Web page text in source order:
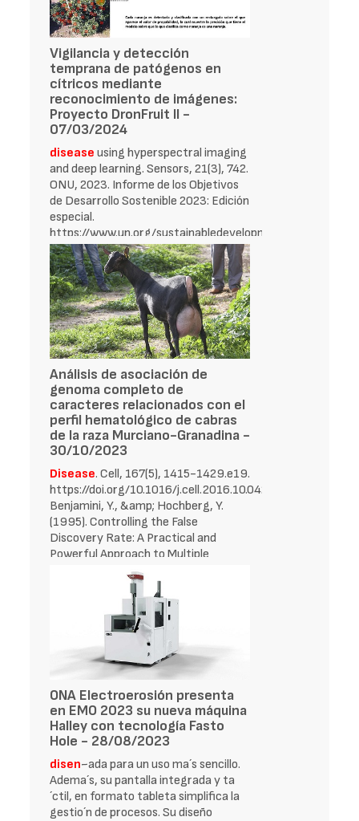
Vigilancia y detección
temprana de patógenos en
cítricos mediante
reconocimiento de imágenes:
Proyecto DronFruit II -
07/03/2024
disease using hyperspectral imaging
and deep learning. Sensors, 21(3), 742.
ONU, 2023. Informe de los Objetivos
de Desarrollo Sostenible 2023: Edición
especial.
https://www.un.org/sustainabledevelopment/es/
Talaviya, T., Shah, D., Patel
Análisis de asociación de
genoma completo de
caracteres relacionados con el
perfil hematológico de cabras
de la raza Murciano-Granadina -
30/10/2023
Disease. Cell, 167(5), 1415-1429.e19.
https://doi.org/10.1016/j.cell.2016.10.042
Benjamini, Y., &amp; Hochberg, Y.
(1995). Controlling the False
Discovery Rate: A Practical and
Powerful Approach to Multiple
ONA Electroerosión presenta
en EMO 2023 su nueva máquina
Halley con tecnología Fasto
Hole - 28/08/2023
disen~ada para un uso ma´s sencillo.
Adema´s, su pantalla integrada y ta
´ctil, en formato tableta simplifica la
gestio´n de procesos. Su diseño